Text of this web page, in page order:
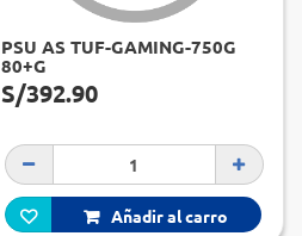
PSU AS TUF-GAMING-750G
80+G
S/392.90
Añadir al carro